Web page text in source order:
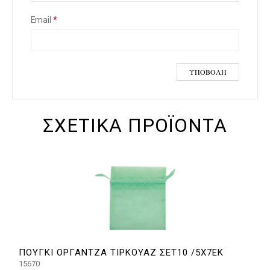
Email *
ΣΧΕΤΙΚΆ ΠΡΟΪΌΝΤΑ
ΠΟΥΓΚΙ ΟΡΓΑΝΤΖΑ ΤΙΡΚΟΥΑΖ ΣΕΤ10 /5X7ΕΚ
15670